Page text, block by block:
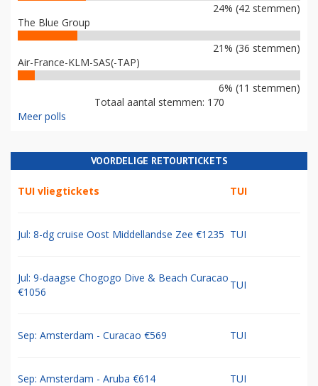
24% (42 stemmen)
The Blue Group
21% (36 stemmen)
Air-France-KLM-SAS(-TAP)
6% (11 stemmen)
Totaal aantal stemmen: 170
Meer polls
VOORDELIGE RETOURTICKETS
TUI vliegtickets TUI
Jul: 8-dg cruise Oost Middellandse Zee €1235 TUI
Jul: 9-daagse Chogogo Dive & Beach Curacao
€1056
TUI
Sep: Amsterdam - Curacao €569 TUI
Sep: Amsterdam - Aruba €614 TUI